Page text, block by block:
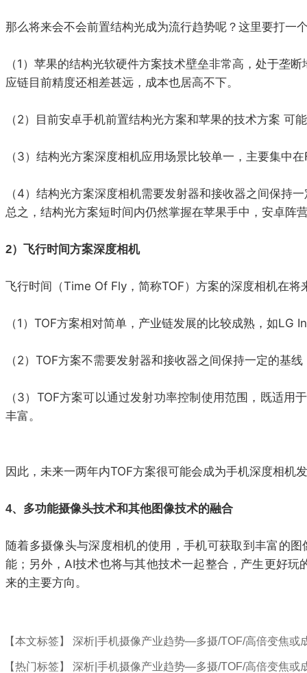
那么将来会不会前置结构光成为流行趋势呢？这里要打一
（1）苹果的结构光软硬件方案技术壁垒非常高，处于垄
应链目前精度还相差甚远，成本也居高不下。
（2）目前安卓手机前置结构光方案和苹果的技术方案
（3）结构光方案深度相机应用场景比较单一，主要集中
（4）结构光方案深度相机需要发射器和接收器之间保持
总之，结构光方案短时间内仍然掌握在苹果手中，安卓阵
2）飞行时间方案深度相机
飞行时间（Time Of Fly，简称TOF）方案的深度相机在
（1）TOF方案相对简单，产业链发展的比较成熟，如
（2）TOF方案不需要发射器和接收器之间保持一定的基
（3）TOF方案可以通过发射功率控制使用范围，既适
丰富。
因此，未来一两年内TOF方案很可能会成为手机深度相机
4、多功能摄像头技术和其他图像技术的融合
随着多摄像头与深度相机的使用，手机可获取到丰富的
能；另外，AI技术也将与其他技术一起整合，产生更好
来的主要方向。
【本文标签】 深析|手机摄像产业趋势—多摄/TOF/高倍变焦或
【热门标签】 深析|手机摄像产业趋势—多摄/TOF/高倍变焦或